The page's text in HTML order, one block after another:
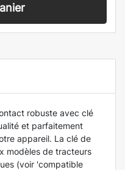
robuste avec clé
et parfaitement
appareil. La clé de
modèles de tracteurs
(voir 'compatible